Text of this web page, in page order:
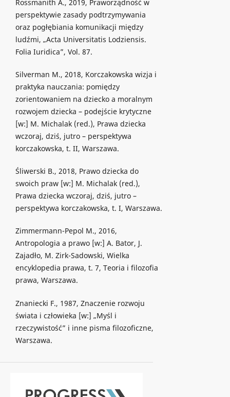
Rossmanith A., 2019, Praworządność w
perspektywie zasady podtrzymywania
oraz pogłębiania komunikacji między
ludźmi, „Acta Universitatis Lodziensis.
Folia Iuridica”, Vol. 87.
Silverman M., 2018, Korczakowska wizja i
praktyka nauczania: pomiędzy
zorientowaniem na dziecko a moralnym
rozwojem dziecka – podejście krytyczne
[w:] M. Michalak (red.), Prawa dziecka
wczoraj, dziś, jutro – perspektywa
korczakowska, t. II, Warszawa.
Śliwerski B., 2018, Prawo dziecka do
swoich praw [w:] M. Michalak (red.),
Prawa dziecka wczoraj, dziś, jutro –
perspektywa korczakowska, t. I, Warszawa.
Zimmermann-Pepol M., 2016,
Antropologia a prawo [w:] A. Bator, J.
Zajadło, M. Zirk-Sadowski, Wielka
encyklopedia prawa, t. 7, Teoria i filozofia
prawa, Warszawa.
Znaniecki F., 1987, Znaczenie rozwoju
świata i człowieka [w:] „Myśl i
rzeczywistość” i inne pisma filozoficzne,
Warszawa.